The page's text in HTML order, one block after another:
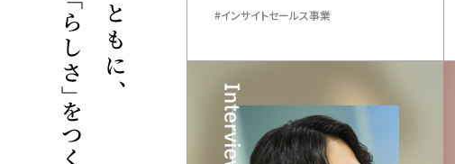
インサイトセールス事業